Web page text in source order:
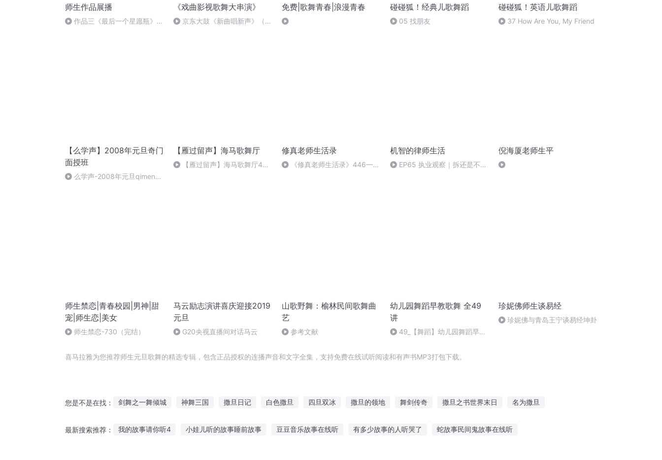
师生作品展播
作品三《最后一个星愿瓶》
《戏曲影视歌舞大串演》
京东大鼓《新曲唱新声》（杨
免费|歌舞青春|浪漫青春 碰碰狐！经典儿歌舞蹈
05 找朋友
碰碰狐！英语儿歌舞蹈
37 How Are You, My Friend
【么学声】2008年元旦奇门
面授班
么学声-2008年元旦qimen面
【雁过留声】海马歌舞厅
【雁过留声】海马歌舞厅40
修真老师生活录
《修真老师生活录》446—大
机智的律师生活
EP65 执业观察｜拆还是不
倪海厦老师生平
师生禁恋|青春校园|男神|甜
宠|师生恋|美女
师生禁恋-730（完结）
马云励志演讲喜庆迎接2019
元旦
G20央视直播间对话马云
山歌野舞：榆林民间歌舞曲
艺
参考文献
幼儿园舞蹈早教歌舞 全49
讲
49_【舞蹈】幼儿园舞蹈早教
珍妮佛师生谈易经
珍妮佛与青岛王宁谈易经坤卦
喜马拉雅为您推荐师生元旦歌舞的精选专辑，包含正品授权的连播声音和文字全集，支持免费在线试听阅读和有声书MP3打包下载。
您是不是在找： 剑舞之一舞倾城 神舞三国 撒旦日记 白色撒旦 四旦双冰 撒旦的领地 舞剑传奇 撒旦之书世界末日 名为撒旦
最新搜索推荐： 我的故事请你听4 小娃儿听的故事睡前故事 豆豆音乐故事在线听 有多少故事的人听哭了 蛇故事民间鬼故事在线听